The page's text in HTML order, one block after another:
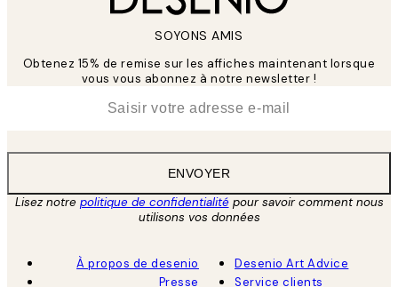
SOYONS AMIS
Obtenez 15% de remise sur les affiches maintenant lorsque
vous vous abonnez à notre newsletter !
ENVOYER
Lisez notre politique de confidentialitépour savoir comment nous
utilisons vos données
À propos de desenio
Presse
Desenio Art Advice
Service clients